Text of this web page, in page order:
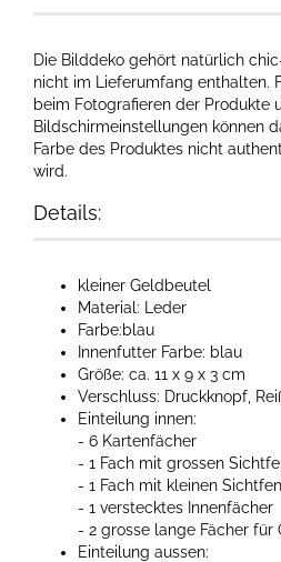
Die Bilddeko gehört natürlich
nicht im Lieferumfang enthalten.
beim Fotografieren der Produkte
Bildschirmeinstellungen können
Farbe des Produktes nicht
wird.
Details:
kleiner Geldbeutel
Material: Leder
Farbe:blau
Innenfutter Farbe: blau
Größe: ca. 11 x 9 x 3 cm
Verschluss: Druckknopf,
Einteilung innen:
- 6 Kartenfächer
- 1 Fach mit grossen
- 1 Fach mit kleinen
- 1 verstecktes Innenfächer
- 2 grosse lange Fächer für
Einteilung aussen: